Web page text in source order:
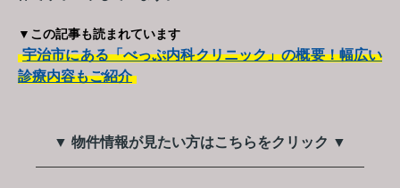
▼この記事も読まれています
宇治市にある「べっぷ内科クリニック」の概要！幅広い
診療内容もご紹介
▼ 物件情報が見たい方はこちらをクリック ▼